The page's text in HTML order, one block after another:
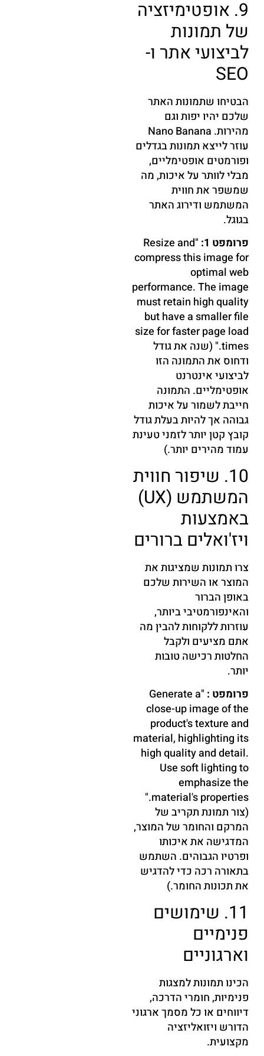
9. אופטימיזציה
של תמונות
לביצועי אתר ו-
SEO
הבטיחו שתמונות האתר
שלכם יהיו יפות וגם
מהירות. Nano Banana
עוזר לייצא תמונות בגדלים
ופורמטים אופטימליים,
מבלי לוותר על איכות, מה
שמשפר את חווית
המשתמש ודירוג האתר
בגוגל.
פרומפט 1:
"Resize and
compress this image for
optimal web
performance. The image
must retain high quality
but have a smaller file
size for faster page load
times." (שנה את גודל
ודחוס את התמונה הזו
לביצועי אינטרנט
אופטימליים. התמונה
חייבת לשמור על איכות
גבוהה אך להיות בעלת גודל
קובץ קטן יותר לזמני טעינת
עמוד מהירים יותר.)
10. שיפור חווית
המשתמש (UX)
באמצעות
ויז'ואלים ברורים
צרו תמונות שמציגות את
המוצר או השירות שלכם
באופן הברור
והאינפורמטיבי ביותר,
עוזרות ללקוחות להבין מה
אתם מציעים ולקבל
החלטות רכישה טובות
יותר.
פרומפט : "Generate a
close-up image of the
product's texture and
material, highlighting its
high quality and detail.
Use soft lighting to
emphasize the
material's properties."
(צור תמונת תקריב של
המרקם והחומר של המוצר,
המדגישה את איכותו
ופרטיו הגבוהים. השתמש
בתאורה רכה כדי להדגיש
את תכונות החומר.)
11. שימושים
פנימיים
וארגוניים
הכינו תמונות למצגות
פנימיות, חומרי הדרכה,
דיווחים או כל מסמך ארגוני
הדורש ויזואליזציה
מקצועית.